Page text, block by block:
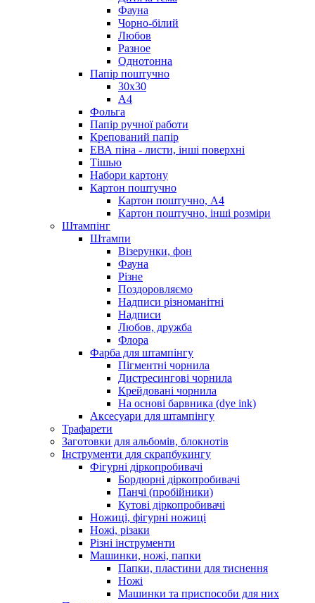
Фауна
Чорно-білий
Любов
Разное
Однотонна
Папір поштучно
30х30
А4
Фольга
Папір ручної работи
Крепований папір
ЕВА піна - листи, інші поверхні
Тішью
Набори картону
Картон поштучно
Картон поштучно, А4
Картон поштучно, інші розміри
Штампінг
Штампи
Візерунки, фон
Фауна
Різне
Поздоровляємо
Надписи різноманітні
Надписи
Любов, дружба
Флора
Фарба для штампінгу
Пігментні чорнила
Дистресингові чорнила
Крейдовані чорнила
На основі барвника (dye ink)
Аксесуари для штампінгу
Трафарети
Заготовки для альбомів, блокнотів
Інструменти для скрапбукингу
Фігурні діркопробивачі
Бордюрні діркопробивачі
Панчі (пробійники)
Кутові діркопробивачі
Ножиці, фігурні ножиці
Ножі, різаки
Різні інструменти
Машинки, ножі, папки
Папки, пластини для тиснення
Ножі
Машинки та приспособи для них